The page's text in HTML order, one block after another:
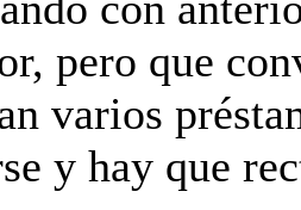
pero que
varios
y hay que